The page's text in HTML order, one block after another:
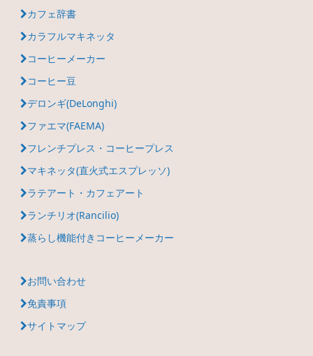
カフェ辞書
カラフルマキネッタ
コーヒーメーカー
コーヒー豆
デロンギ(DeLonghi)
ファエマ(FAEMA)
フレンチプレス・コーヒープレス
マキネッタ(直火式エスプレッソ)
ラテアート・カフェアート
ランチリオ(Rancilio)
蒸らし機能付きコーヒーメーカー
お問い合わせ
免責事項
サイトマップ